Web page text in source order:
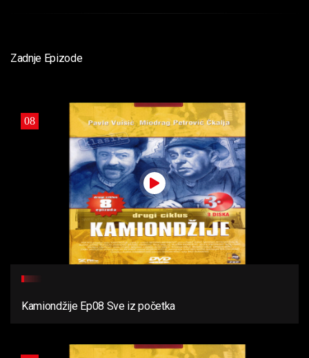
Zadnje Epizode
08
Kamiondžije Ep08 Sve iz početka